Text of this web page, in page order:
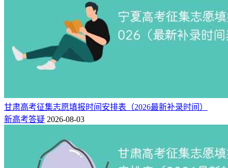
甘肃高考征集志愿填报时间安排表（2026最新补录时间）
新高考答疑 2026-08-03